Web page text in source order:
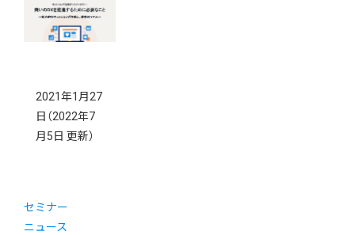
2021年1月27
日 （2022年7
月5日 更新）
セミナー
ニュース